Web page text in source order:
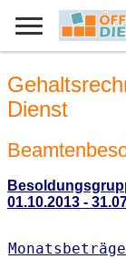
Dienst
01.10.2013 -
Monatsbeträge